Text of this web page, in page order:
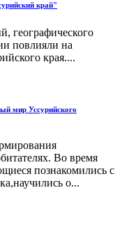
край"
географического
повлияли на
края....
мир Уссурийского
Во время
познакомились с
о...